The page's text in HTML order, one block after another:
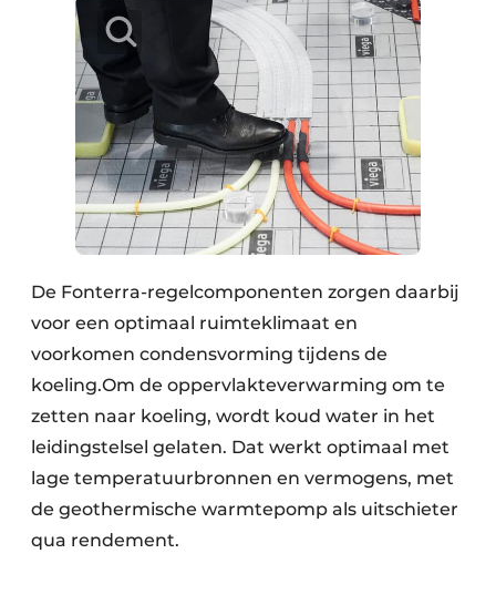
De Fonterra-regelcomponenten zorgen daarbij
voor een optimaal ruimteklimaat en
voorkomen condensvorming tijdens de
koeling.Om de oppervlakteverwarming om te
zetten naar koeling, wordt koud water in het
leidingstelsel gelaten. Dat werkt optimaal met
lage temperatuurbronnen en vermogens, met
de geothermische warmtepomp als uitschieter
qua rendement.